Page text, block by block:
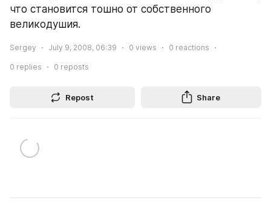
что становится тошно от собственного
великодушия.
Sergey July 9, 2008, 06:39 0 views 0 reactions
0 replies 0 reposts
Repost Share